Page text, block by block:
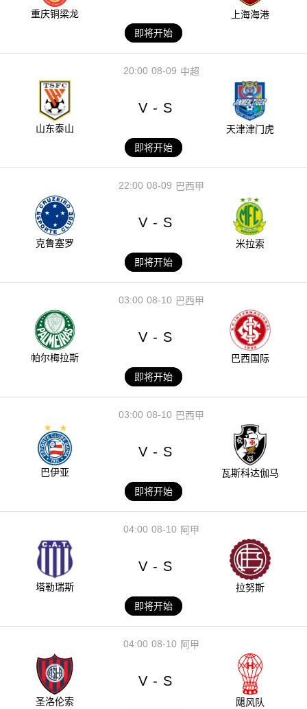
重庆铜梁龙
上海海港
即将开始
08-09
20:00 中超
山东泰山
V - S
天津津门虎
即将开始
08-09
22:00 巴西甲
克鲁塞罗
V - S
米拉索
即将开始
08-10
03:00 巴西甲
帕尔梅拉斯
V - S
巴西国际
即将开始
08-10
03:00 巴西甲
巴伊亚
V - S
瓦斯科达伽马
即将开始
08-10
04:00 阿甲
塔勒瑞斯
V - S
拉努斯
即将开始
08-10
04:00 阿甲
圣洛伦索
V - S
飓风队